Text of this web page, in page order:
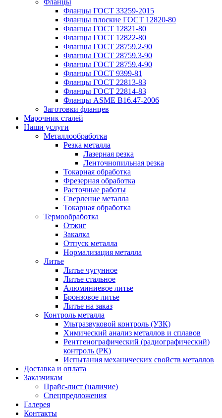
Фланцы ГОСТ 33259-2015
Фланцы плоские ГОСТ 12820-80
Фланцы ГОСТ 12821-80
Фланцы ГОСТ 12822-80
Фланцы ГОСТ 28759.2-90
Фланцы ГОСТ 28759.3-90
Фланцы ГОСТ 28759.4-90
Фланцы ГОСТ 9399-81
Фланцы ГОСТ 22813-83
Фланцы ГОСТ 22814-83
Фланцы ASME B16.47-2006
Заготовки фланцев
Марочник сталей
Наши услуги
Металлообработка
Резка металла
Лазерная резка
Ленточнопильная резка
Токарная обработка
Фрезерная обработка
Расточные работы
Сверление металла
Токарная обработка
Термообработка
Отжиг
Закалка
Отпуск металла
Нормализация металла
Литье
Литье чугунное
Литье стальное
Алюминиевое литье
Бронзовое литье
Литье на заказ
Контроль металла
Ультразвуковой контроль (УЗК)
Химический анализ металлов и сплавов
Рентгенографический (радиографический)
контроль (РК)
Испытания механических свойств металлов
Доставка и оплата
Заказчикам
Прайс-лист (наличие)
Спецпредложения
Галерея
Контакты